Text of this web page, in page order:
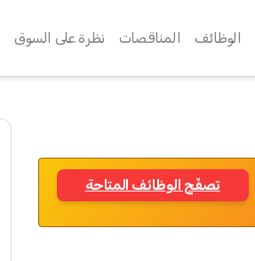
الوظائف المناقصات نظرة على السوق
تصفّح الوظائف المتاحة